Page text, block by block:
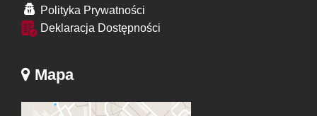
Polityka Prywatności
Deklaracja Dostępności
Mapa